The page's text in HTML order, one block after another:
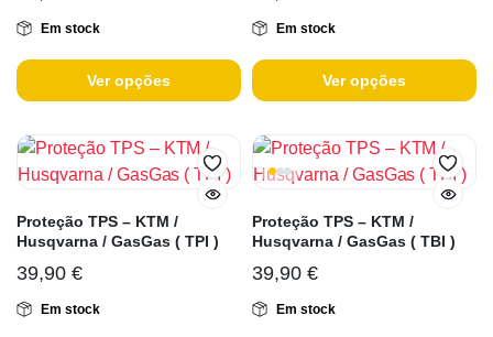
Em stock
Ver opções
Em stock
Ver opções
Proteção TPS – KTM /
Husqvarna / GasGas ( TPI )
39,90 €
Em stock
Proteção TPS – KTM /
Husqvarna / GasGas ( TBI )
39,90 €
Em stock